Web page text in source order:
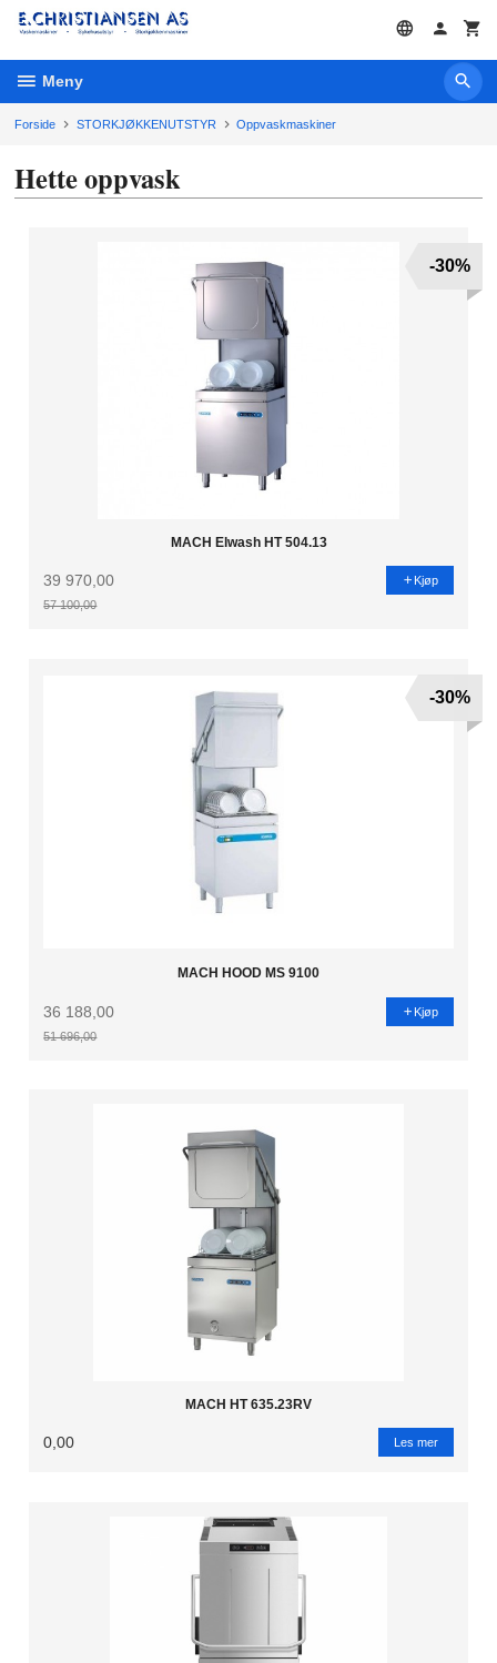
Gå
innholdet
Meny
Forside STORKJØKKENUTSTYR Oppvaskmaskiner
Hette oppvask
MACH Elwash HT 504.13
39 970,00
57 100,00
-30%
Kjøp
MACH HOOD MS 9100
36 188,00
51 696,00
-30%
Kjøp
MACH HT 635.23RV
0,00 Les mer